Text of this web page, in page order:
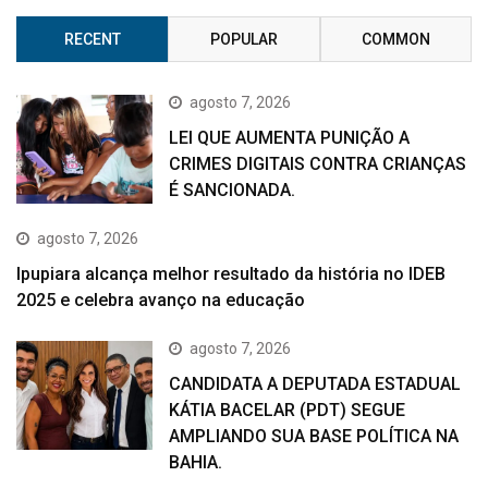
RECENT POPULAR COMMON
agosto 7, 2026
LEI QUE AUMENTA PUNIÇÃO A
CRIMES DIGITAIS CONTRA CRIANÇAS
É SANCIONADA.
agosto 7, 2026
Ipupiara alcança melhor resultado da história no IDEB
2025 e celebra avanço na educação
agosto 7, 2026
CANDIDATA A DEPUTADA ESTADUAL
KÁTIA BACELAR (PDT) SEGUE
AMPLIANDO SUA BASE POLÍTICA NA
BAHIA.